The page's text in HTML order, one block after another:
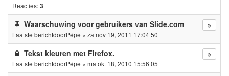
Reacties:3
Waarschuwing voor gebruikers van Slide.com
Laatste berichtdoorPépe « za nov 19, 2011 17:04 50
Tekst kleuren met Firefox.
Laatste berichtdoorPépe « ma okt 18, 2010 15:56 05